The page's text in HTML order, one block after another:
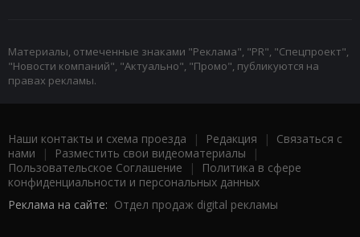
Материалы, отмеченные знаками "Реклама", "PR", "Спецпроект",
"Новости компаний", "Актуально", "Промо", публикуются на
правах рекламы.
Наши контакты и схема проезда | Редакция | Связаться с
нами | Разместить свои видеоматериалы |
Пользовательское Соглашение |
Политика в сфере
конфиденциальности и персональных данных
Реклама на сайте: Отдел продаж digital рекламы